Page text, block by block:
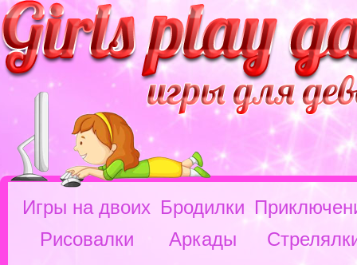
Игры на двоих Бродилки
Рисовалки
Аркады